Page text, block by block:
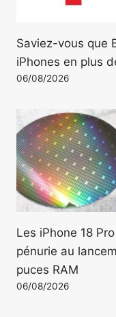
Saviez-vous que
iPhones en plus
06/08/2026
Les iPhone 18
pénurie au
puces RAM
06/08/2026